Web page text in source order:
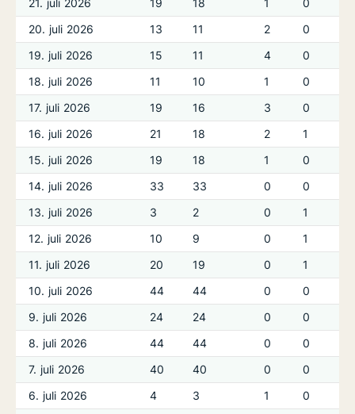
21. juli 2026
19 18 1
0
20. juli 2026
13 11 2
0
19. juli 2026
15 11 4
0
18. juli 2026
11 10 1
0
17. juli 2026
19 16 3
0
16. juli 2026
21 18 2
1
15. juli 2026
19 18 1
0
14. juli 2026
33 33 0
0
13. juli 2026
3 2 0
1
12. juli 2026
10 9 0
1
11. juli 2026
20 19 0
1
10. juli 2026
44 44 0
0
9. juli 2026
24 24 0
0
8. juli 2026
44 44 0
0
7. juli 2026
40 40 0
0
6. juli 2026
4 3 1
0